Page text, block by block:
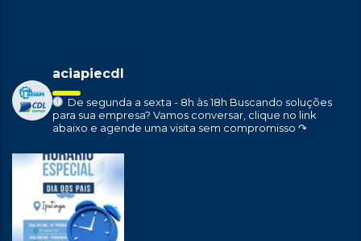
aciapiecdl
De segunda a sexta - 8h às 18h Buscando soluções
para sua empresa? Vamos conversar, clique no link
abaixo e agende uma visita sem compromisso ↷